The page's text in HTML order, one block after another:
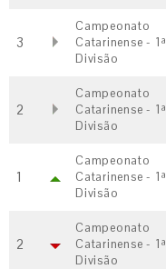
3
Campeonato
Catarinense - 1ª
Divisão
2
Campeonato
Catarinense - 1ª
Divisão
1
Campeonato
Catarinense - 1ª
Divisão
2
Campeonato
Catarinense - 1ª
Divisão